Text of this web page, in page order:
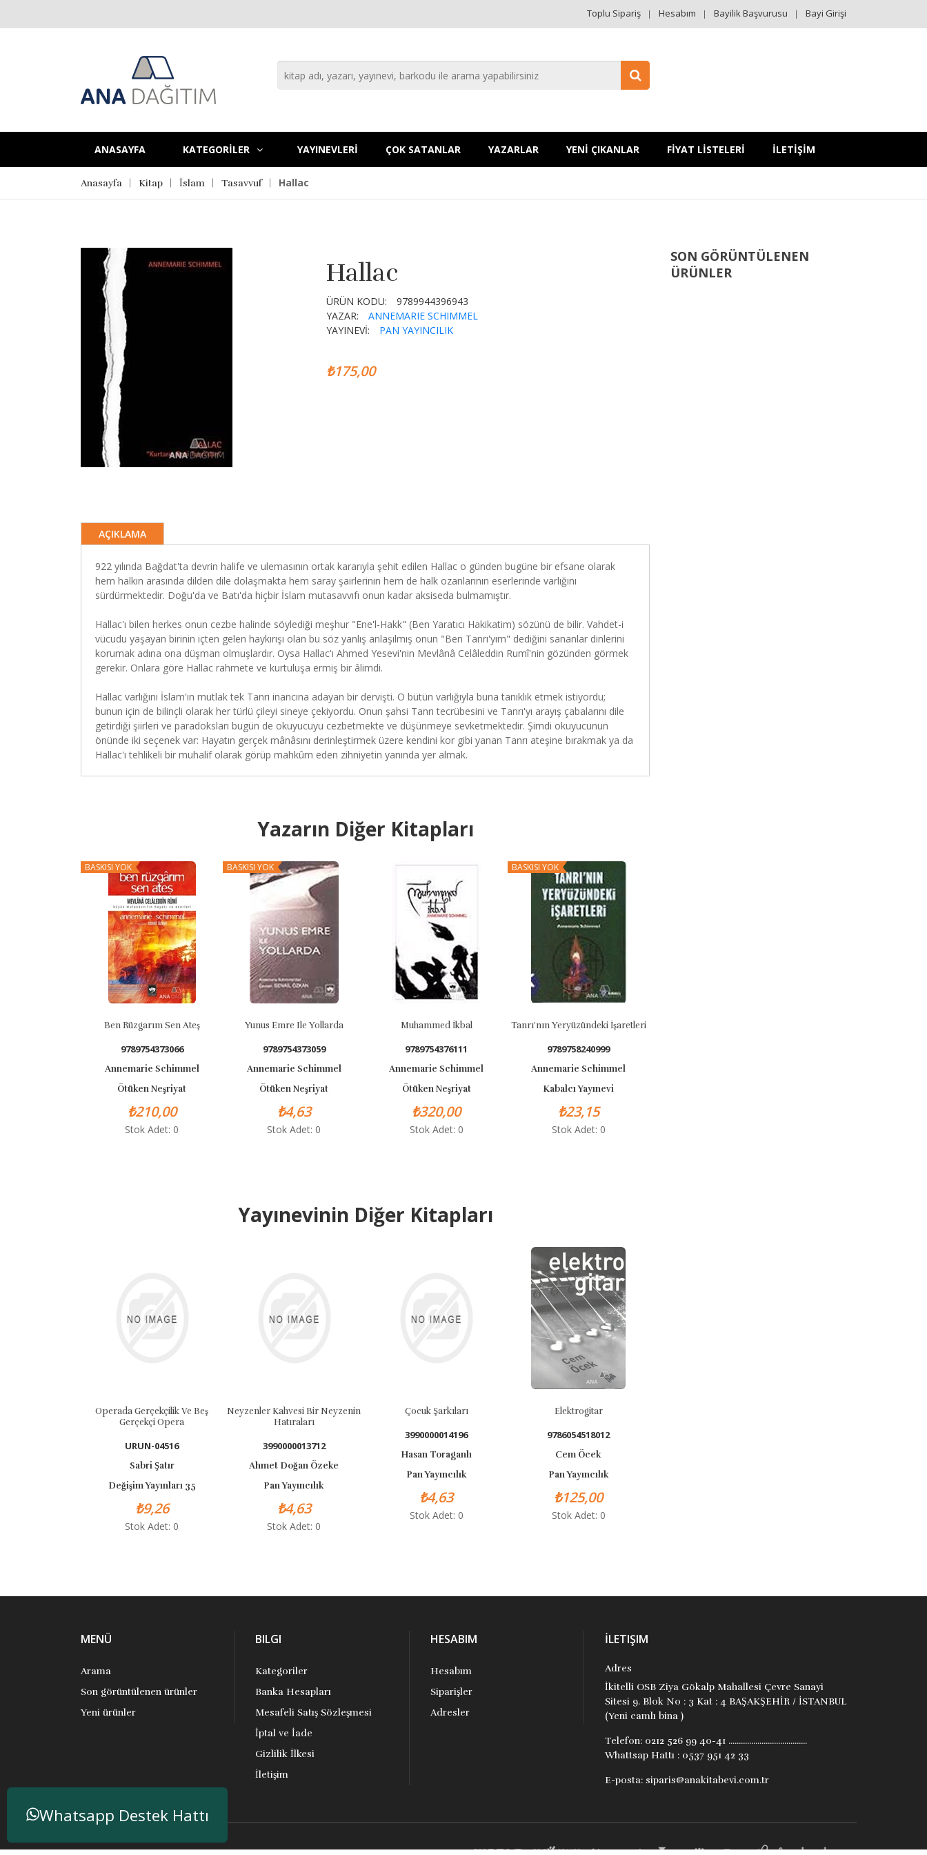
Toplu Sipariş Hesabım Bayilik Başvurusu Bayi Girişi
ANASAYFA KATEGORİLER YAYINEVLERİ ÇOK SATANLAR YAZARLAR YENİ ÇIKANLAR FİYAT LİSTELERİ İLETİŞİM
Anasayfa Kitap İslam Tasavvuf Hallac
Hallac
ÜRÜN KODU:
9789944396943
YAZAR:
ANNEMARIE SCHIMMEL
YAYINEVİ:
PAN YAYINCILIK
₺175,00
AÇIKLAMA
922 yılında Bağdat'ta devrin halife ve ulemasının ortak kararıyla şehit edilen Hallac o günden bugüne bir efsane olarak
hem halkın arasında dilden dile dolaşmakta hem saray şairlerinin hem de halk ozanlarının eserlerinde varlığını
sürdürmektedir. Doğu'da ve Batı'da hiçbir İslam mutasavvıfı onun kadar aksiseda bulmamıştır.
Hallac'ı bilen herkes onun cezbe halinde söylediği meşhur "Ene'l-Hakk" (Ben Yaratıcı Hakikatim) sözünü de bilir. Vahdet-i
vücudu yaşayan birinin içten gelen haykırışı olan bu söz yanlış anlaşılmış onun "Ben Tanrı'yım" dediğini sananlar dinlerini
korumak adına ona düşman olmuşlardır. Oysa Hallac'ı Ahmed Yesevi'nin Mevlânâ Celâleddin Rumî'nin gözünden görmek
gerekir. Onlara göre Hallac rahmete ve kurtuluşa ermiş bir âlimdi.
Hallac varlığını İslam'ın mutlak tek Tanrı inancına adayan bir dervişti. O bütün varlığıyla buna tanıklık etmek istiyordu;
bunun için de bilinçli olarak her türlü çileyi sineye çekiyordu. Onun şahsi Tanrı tecrübesini ve Tanrı'yı arayış çabalarını dile
getirdiği şiirleri ve paradoksları bugün de okuyucuyu cezbetmekte ve düşünmeye sevketmektedir. Şimdi okuyucunun
önünde iki seçenek var: Hayatın gerçek mânâsını derinleştirmek üzere kendini kor gibi yanan Tanrı ateşine bırakmak ya da
Hallac'ı tehlikeli bir muhalif olarak görüp mahkûm eden zihniyetin yanında yer almak.
Yazarın Diğer Kitapları
BASKISI YOK
Ben Rüzgarım Sen Ateş
9789754373066
Annemarie Schimmel
Ötüken Neşriyat
₺210,00
Stok Adet: 0
BASKISI YOK
Yunus Emre Ile Yollarda
9789754373059
Annemarie Schimmel
Ötüken Neşriyat
₺4,63
Stok Adet: 0
Muhammed İkbal
9789754376111
Annemarie Schimmel
Ötüken Neşriyat
₺320,00
Stok Adet: 0
BASKISI YOK
Tanrı'nın Yeryüzündeki İşaretleri
9789758240999
Annemarie Schimmel
Kabalcı Yayınevi
₺23,15
Stok Adet: 0
Yayınevinin Diğer Kitapları
Operada Gerçekçilik Ve Beş
Gerçekçi Opera
URUN-04516
Sabri Şatır
Değişim Yayınları 35
₺9,26
Stok Adet: 0
Neyzenler Kahvesi Bir Neyzenin
Hatıraları
3990000013712
Ahmet Doğan Özeke
Pan Yayıncılık
₺4,63
Stok Adet: 0
Çocuk Şarkıları
3990000014196
Hasan Toraganlı
Pan Yayıncılık
₺4,63
Stok Adet: 0
Elektrogitar
9786054518012
Cem Öcek
Pan Yayıncılık
₺125,00
Stok Adet: 0
SON GÖRÜNTÜLENEN
ÜRÜNLER
MENÜ
Arama
Son görüntülenen ürünler
Yeni ürünler
BILGI
Kategoriler
Banka Hesapları
Mesafeli Satış Sözleşmesi
İptal ve İade
Gizlilik İlkesi
İletişim
HESABIM
Hesabım
Siparişler
Adresler
İLETIŞIM
Adres
İkitelli OSB Ziya Gökalp Mahallesi Çevre Sanayi
Sitesi 9. Blok No : 3 Kat : 4 BAŞAKŞEHİR / İSTANBUL
(Yeni camlı bina )
Telefon: 0212 526 99 40-41 ......................................
Whattsap Hattı : 0537 951 42 33
E-posta: siparis@anakitabevi.com.tr
Whatsapp Destek Hattı